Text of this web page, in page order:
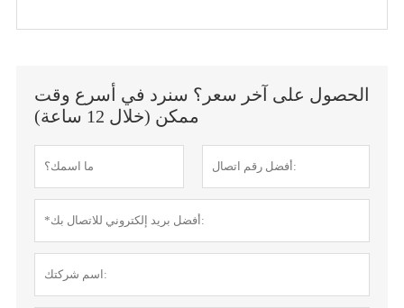
الحصول على آخر سعر؟ سنرد في أسرع وقت
ممكن (خلال 12 ساعة)